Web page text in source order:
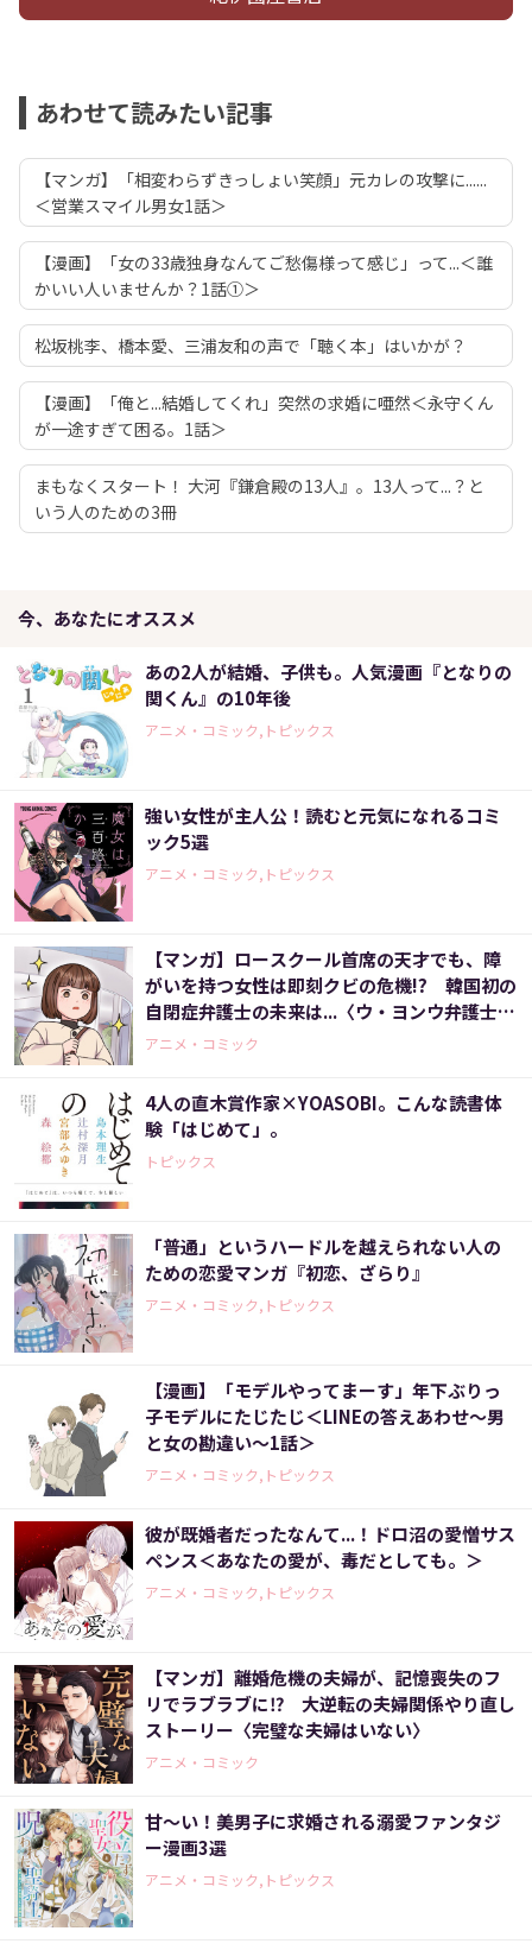
あわせて読みたい記事
【マンガ】「相変わらずきっしょい笑顔」元カレの攻撃に......
＜営業スマイル男女1話＞
【漫画】「女の33歳独身なんてご愁傷様って感じ」って...＜誰
かいい人いませんか？1話①＞
松坂桃李、橋本愛、三浦友和の声で「聴く本」はいかが？
【漫画】「俺と...結婚してくれ」突然の求婚に唖然＜永守くん
が一途すぎて困る。1話＞
まもなくスタート！ 大河『鎌倉殿の13人』。13人って...？と
いう人のための3冊
今、あなたにオススメ
あの2人が結婚、子供も。人気漫画『となりの
関くん』の10年後
アニメ・コミック,トピックス
強い女性が主人公！読むと元気になれるコミ
ック5選
アニメ・コミック,トピックス
【マンガ】ロースクール首席の天才でも、障
がいを持つ女性は即刻クビの危機!? 韓国初の
自閉症弁護士の未来は...〈ウ・ヨンウ弁護士は
天才肌(2)〉
アニメ・コミック
4人の直木賞作家×YOASOBI。こんな読書体
験「はじめて」。
トピックス
「普通」というハードルを越えられない人の
ための恋愛マンガ『初恋、ざらり』
アニメ・コミック,トピックス
【漫画】「モデルやってまーす」年下ぶりっ
子モデルにたじたじ＜LINEの答えあわせ〜男
と女の勘違い〜1話＞
アニメ・コミック,トピックス
彼が既婚者だったなんて...！ドロ沼の愛憎サス
ペンス＜あなたの愛が、毒だとしても。＞
アニメ・コミック,トピックス
【マンガ】離婚危機の夫婦が、記憶喪失のフ
リでラブラブに⁉ 大逆転の夫婦関係やり直し
ストーリー〈完璧な夫婦はいない〉
アニメ・コミック
甘～い！美男子に求婚される溺愛ファンタジ
ー漫画3選
アニメ・コミック,トピックス